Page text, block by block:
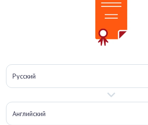
Русский
Английский